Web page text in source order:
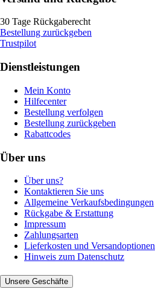
30 Tage Rückgaberecht
Bestellung zurückgeben
Trustpilot
Dienstleistungen
Mein Konto
Hilfecenter
Bestellung verfolgen
Bestellung zurückgeben
Rabattcodes
Über uns
Über uns?
Kontaktieren Sie uns
Allgemeine Verkaufsbedingungen
Rückgabe & Erstattung
Impressum
Zahlungsarten
Lieferkosten und Versandoptionen
Hinweis zum Datenschutz
Unsere Geschäfte